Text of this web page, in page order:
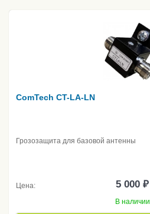
ComTech CT-LA-LN
Грозозащита для базовой антенны
Цена: 5 000 ₽
В наличии